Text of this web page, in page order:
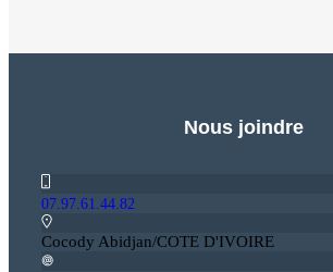
Nous joindre
07.97.61.44.82
Cocody Abidjan/COTE D'IVOIRE